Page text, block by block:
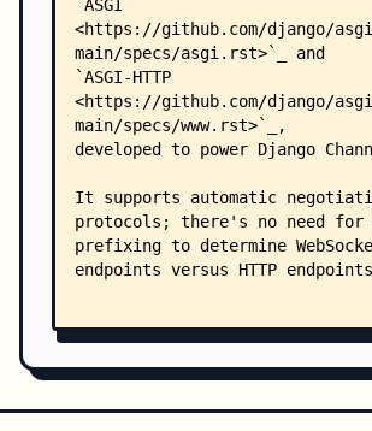
│           └──
    ├── tests/
    │   ├── http_base.py
    │   ├── http_strategies.py
    │   ├── test_checks.py
    │   ├── test_cli.py
│   ├──
│   ├──
    │   ├── test_packaging.py
    │   ├── test_utils.py
        ├── dependabot.yml
        ├── ISSUE_TEMPLATE.md
            └── tests.yml